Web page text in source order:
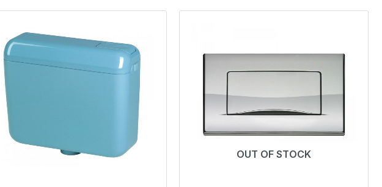
OUT OF STOCK